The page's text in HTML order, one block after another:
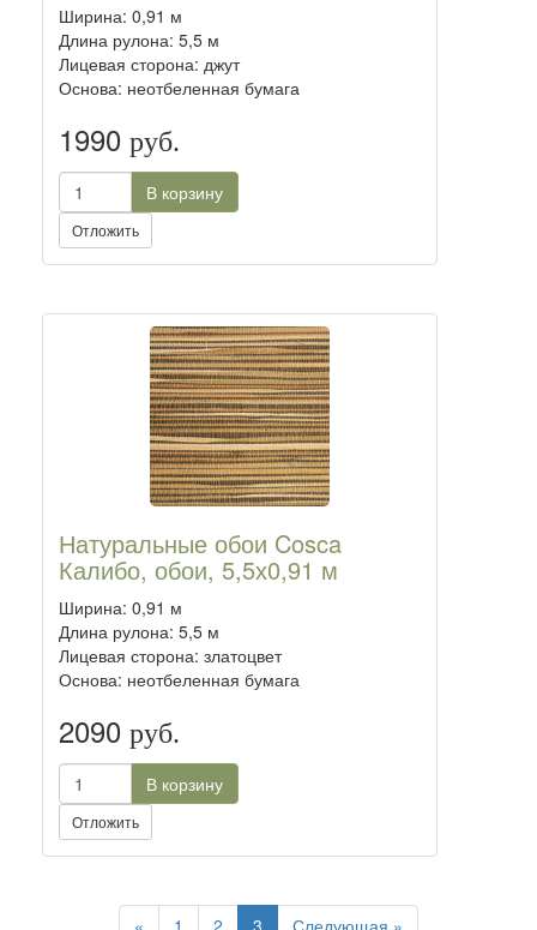
Ширина: 0,91 м
Длина рулона: 5,5 м
Лицевая сторона: джут
Основа: неотбеленная бумага
1990 руб.
В корзину
Отложить
Натуральные обои Cosca
Калибо, обои, 5,5х0,91 м
Ширина: 0,91 м
Длина рулона: 5,5 м
Лицевая сторона: златоцвет
Основа: неотбеленная бумага
2090 руб.
В корзину
Отложить
« Previous
1 2 3 Следующая »